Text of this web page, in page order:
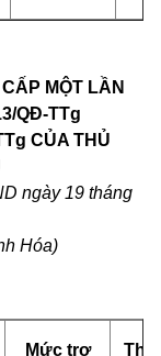
MỘT LẦN
QĐ-TTg
CỦA THỦ
ngày 19 tháng
Hóa)
Mức trợ